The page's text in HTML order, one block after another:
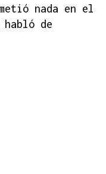
nada en el
de